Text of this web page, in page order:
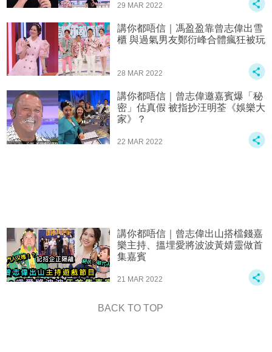
29 MAR 2022
講你都唔信｜馮盈盈靠曾志偉出雪
櫃 與過氣男友鄭衍峰合體瘋狂被玩
28 MAR 2022
講你都唔信｜曾志偉邀嘉賓爆「秘
密」估真假 被指抄汪明荃《娛樂大
家》？
22 MAR 2022
講你都唔信｜曾志偉出山搭檔錢嘉
樂主持、搵埋愛將波波黃婧靈做首
集嘉賓
21 MAR 2022
BACK TO TOP